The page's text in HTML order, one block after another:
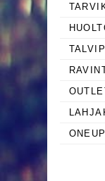
ONEUP